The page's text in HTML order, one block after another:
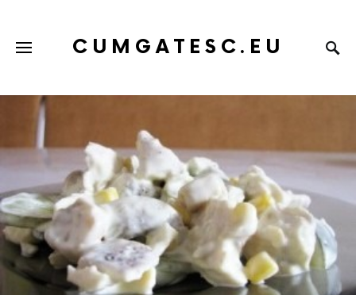
CUMGATESC.EU